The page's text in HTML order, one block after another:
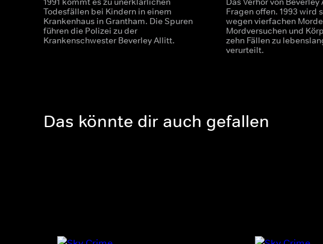
Todesfällen bei Kindern in einem
Krankenhaus in Grantham. Die Spuren
führen die Polizei zu der
Krankenschwester Beverley Allitt.
Fragen offen. 1993 wird
wegen vierfachen
Mordversuchen und
zehn Fällen zu
verurteilt.
Das könnte dir auch gefallen